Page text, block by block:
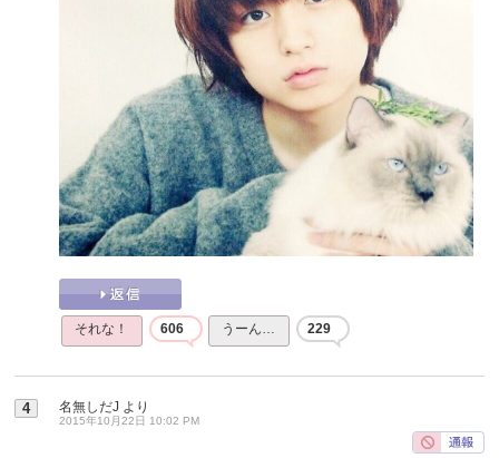
それな！ 606 うーん… 229
4 名無しだJ より
2015年10月22日 10:02 PM